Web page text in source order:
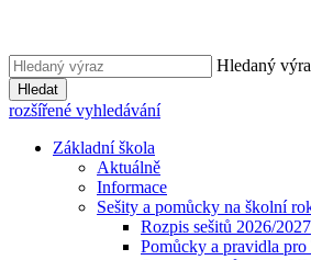
Hledaný
Hledat
rozšířené vyhledávání
Základní škola
Aktuálně
Informace
Sešity a pomůcky na školní
Rozpis sešitů 2026/2027
Pomůcky a pravidla